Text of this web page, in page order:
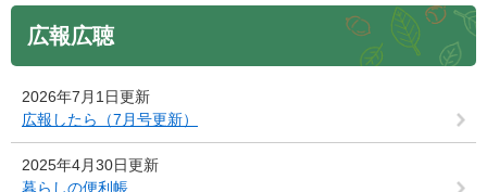
広報広聴
2026年7月1日更新
広報したら（7月号更新）
2025年4月30日更新
暮らしの便利帳